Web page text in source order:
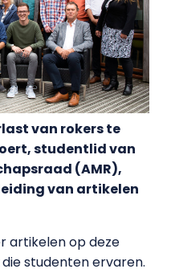
van rokers te
studentlid van
(AMR),
van artikelen
artikelen op deze
studenten ervaren.